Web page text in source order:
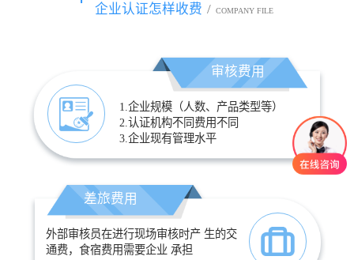
企业认证怎样收费 / COMPANY FILE
审核费用
1.企业规模（人数、产品类型等）
2.认证机构不同费用不同
3.企业现有管理水平
差旅费用
外部审核员在进行现场审核时产 生的交
通费，食宿费用需要企业 承担